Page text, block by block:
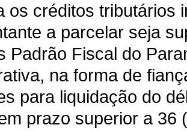
os créditos
a parcelar seja
Padrão Fiscal do
na forma de
para liquidação do
prazo superior a 36